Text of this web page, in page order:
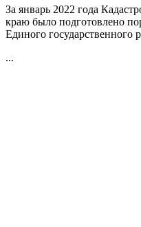
За январь 2022 года
краю было подготовлено
Единого государственного
...